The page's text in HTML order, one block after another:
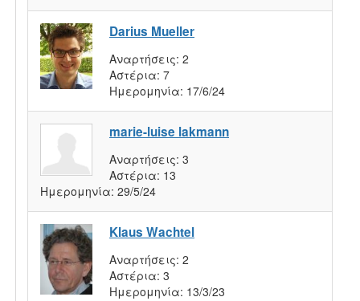
Darius Mueller
Αναρτήσεις: 2
Αστέρια: 7
Ημερομηνία: 17/6/24
marie-luise lakmann
Αναρτήσεις: 3
Αστέρια: 13
Ημερομηνία: 29/5/24
Klaus Wachtel
Αναρτήσεις: 2
Αστέρια: 3
Ημερομηνία: 13/3/23